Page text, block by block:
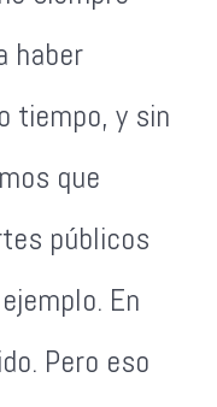
haber
tiempo, y sin
que
públicos
En
Pero eso